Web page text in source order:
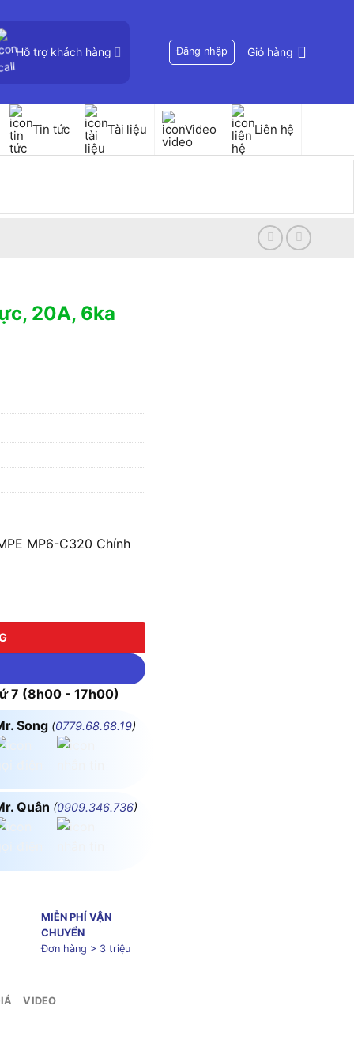
Hỗ trợ khách hàng Đăng nhập Giỏ hàng
Tin tức Tài liệu Video Liên hệ
20A, 6ka
MP6-C320 Chính
7 (8h00 - 17h00)
Song (0779.68.68.19)
Quân (0909.346.736)
MIỄN PHÍ VẬN
CHUYỂN
Đơn hàng > 3 triệu
VIDEO